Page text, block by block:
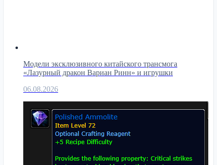
Модели эксклюзивного китайского трансмога
«Лазурный дракон Вариан Ринн» и игрушки
06.08.2026